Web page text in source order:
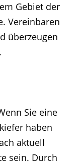
Gebiet der
Vereinbaren
überzeugen
Sie eine
haben
aktuell
sein. Durch